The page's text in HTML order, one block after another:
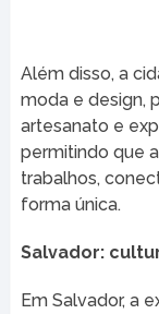
Além disso, a
moda e design,
artesanato e
permitindo que
trabalhos,
forma única.
Salvador:
Em Salvador, a